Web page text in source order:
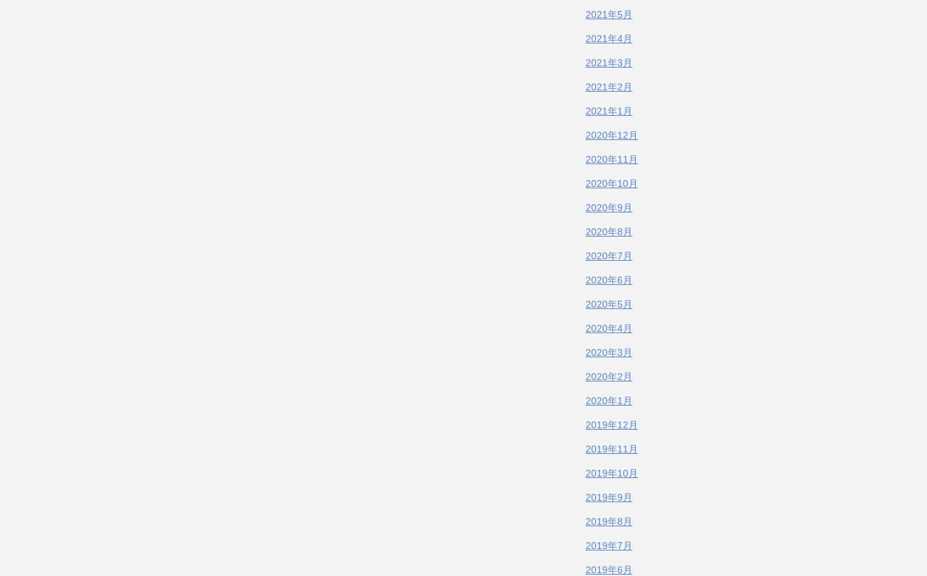
2021年5月
2021年4月
2021年3月
2021年2月
2021年1月
2020年12月
2020年11月
2020年10月
2020年9月
2020年8月
2020年7月
2020年6月
2020年5月
2020年4月
2020年3月
2020年2月
2020年1月
2019年12月
2019年11月
2019年10月
2019年9月
2019年8月
2019年7月
2019年6月